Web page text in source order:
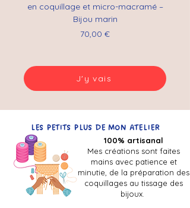
en coquillage et micro-macramé –
Bijou marin
Prix
70,00 €
J'y vais
LES PETITS PLUS DE MON ATELIER
100% artisanal
Mes créations sont faites
mains avec patience et
minutie, de la préparation des
coquillages au tissage des
bijoux.